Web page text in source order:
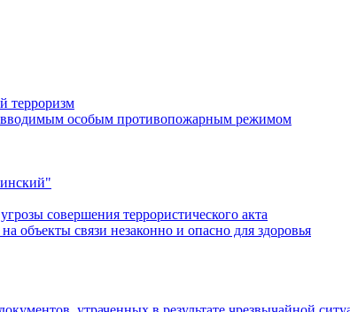
терроризм
вводимым особым противопожарным режимом
совершения террористического акта
связи незаконно и опасно для здоровья